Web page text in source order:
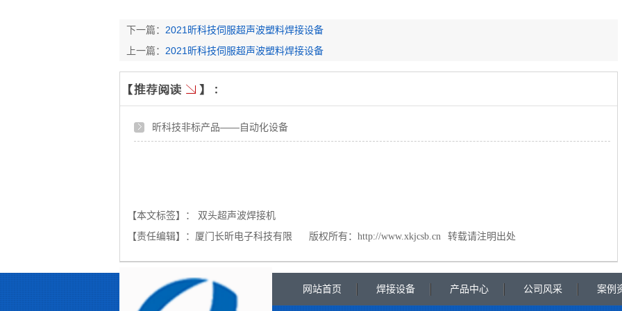
下一篇： 2021昕科技伺服超声波塑料焊接设备
上一篇： 2021昕科技伺服超声波塑料焊接设备
昕科技非标产品——自动化设备
【本文标签】：
双头超声波焊接机
【责任编辑】： 厦门长昕电子科技有限 版权所有： http://www.xkjcsb.cn 转载请注明出处
网站首页 焊接设备 产品中心 公司风采 案例